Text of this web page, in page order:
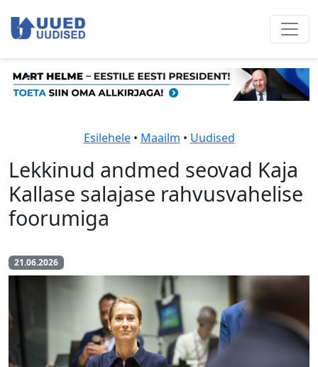
Esilehele• Maailm • Uudised
Lekkinud andmed seovad Kaja
Kallase salajase rahvusvahelise
foorumiga
21.06.2026